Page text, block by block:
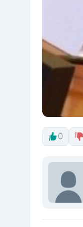
0